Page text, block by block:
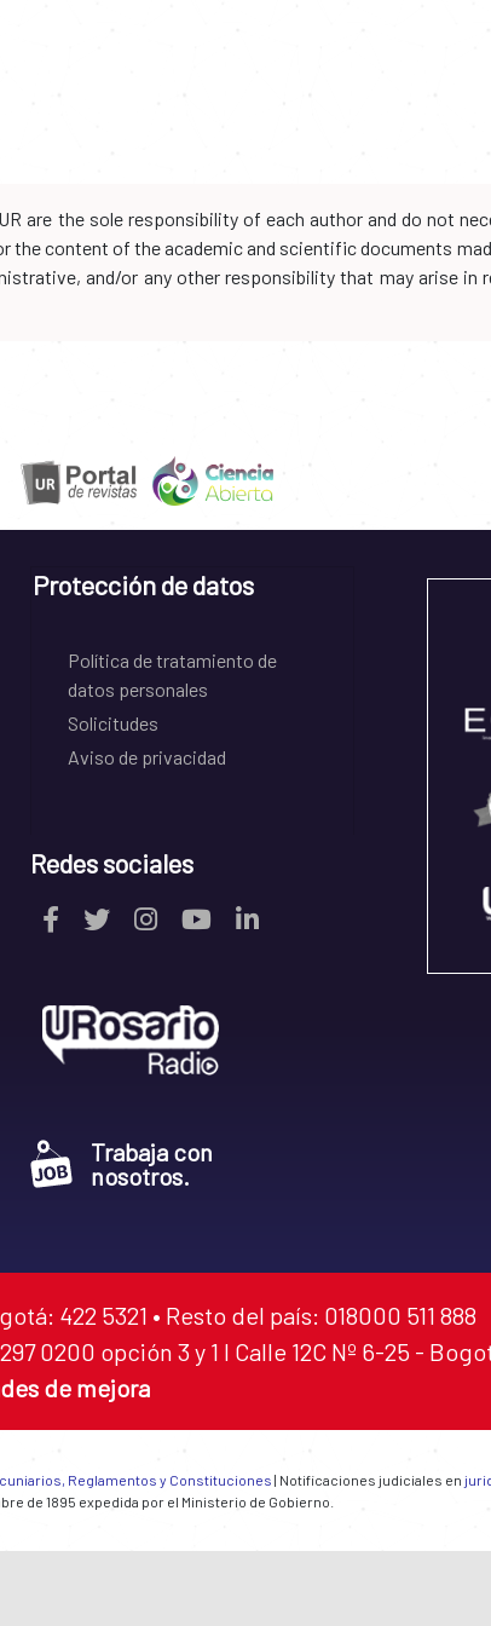
are the sole responsibility of each author and do not
content of the academic and scientific documents
and/or any other responsibility that may arise in
Protección de datos
Política de tratamiento de
datos personales
Solicitudes
Aviso de privacidad
Redes sociales
Trabaja con
nosotros.
422 5321 • Resto del país: 018000 511 888
0200 opción 3 y 1 I Calle 12C Nº 6-25 -
de mejora
Reglamentos y Constituciones | Notificaciones judiciales en
de 1895 expedida por el Ministerio de Gobierno.